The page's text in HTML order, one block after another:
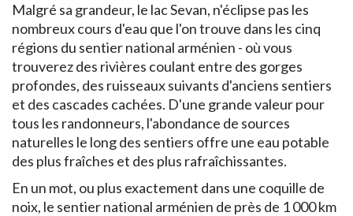
Malgré sa grandeur, le lac Sevan, n'éclipse pas les
nombreux cours d'eau que l'on trouve dans les cinq
régions du sentier national arménien - où vous
trouverez des rivières coulant entre des gorges
profondes, des ruisseaux suivants d'anciens sentiers
et des cascades cachées. D'une grande valeur pour
tous les randonneurs, l'abondance de sources
naturelles le long des sentiers offre une eau potable
des plus fraîches et des plus rafraîchissantes.
En un mot, ou plus exactement dans une coquille de
noix, le sentier national arménien de près de 1 000 km